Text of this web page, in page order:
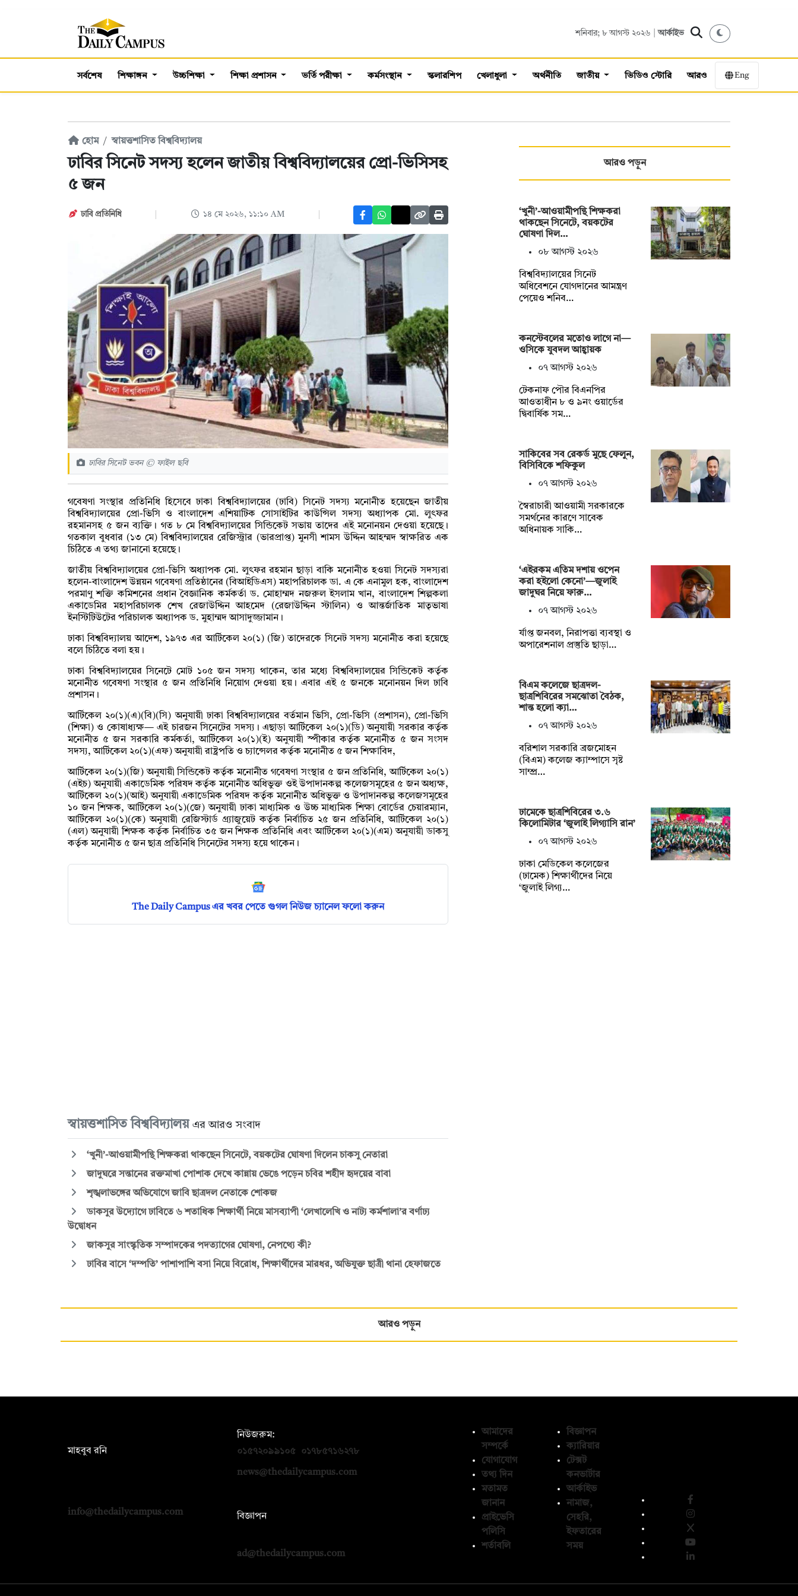
শনিবার; ৮ আগস্ট ২০২৬ |আর্কাইভ
সর্বশেষ শিক্ষাঙ্গন উচ্চশিক্ষা শিক্ষা প্রশাসন ভর্তি পরীক্ষা কর্মসংস্থান স্কলারশিপ খেলাধুলা অর্থনীতি জাতীয় ভিডিও স্টোরি আরও Eng
হোম স্বায়ত্তশাসিত বিশ্ববিদ্যালয়
ঢাবির সিনেট সদস্য হলেন জাতীয় বিশ্ববিদ্যালয়ের প্রো-ভিসিসহ
৫ জন
ঢাবি প্রতিনিধি ১৪ মে ২০২৬, ১১:১০ AM
ঢাবির সিনেট ভবন © ফাইল ছবি
গবেষণা সংস্থার প্রতিনিধি হিসেবে ঢাকা বিশ্ববিদ্যালয়ের (ঢাবি) সিনেট সদস্য মনোনীত হয়েছেন জাতীয়
বিশ্ববিদ্যালয়ের প্রো-ভিসি ও বাংলাদেশ এশিয়াটিক সোসাইটির কাউন্সিল সদস্য অধ্যাপক মো. লুৎফর
রহমানসহ ৫ জন ব্যক্তি। গত ৮ মে বিশ্ববিদ্যালয়ের সিন্ডিকেট সভায় তাদের এই মনোনয়ন দেওয়া হয়েছে।
গতকাল বুধবার (১৩ মে) বিশ্ববিদ্যালয়ের রেজিস্ট্রার (ভারপ্রাপ্ত) মুনসী শামস উদ্দিন আহম্মদ স্বাক্ষরিত এক
চিঠিতে এ তথ্য জানানো হয়েছে।
জাতীয় বিশ্ববিদ্যালয়ের প্রো-ভিসি অধ্যাপক মো. লুৎফর রহমান ছাড়া বাকি মনোনীত হওয়া সিনেট সদস্যরা
হলেন-বাংলাদেশ উন্নয়ন গবেষণা প্রতিষ্ঠানের (বিআইডিএস) মহাপরিচালক ডা. এ কে এনামুল হক, বাংলাদেশ
পরমাণু শক্তি কমিশনের প্রধান বৈজ্ঞানিক কর্মকর্তা ড. মোহাম্মদ নজরুল ইসলাম খান, বাংলাদেশ শিল্পকলা
একাডেমির মহাপরিচালক শেখ রেজাউদ্দিন আহমেদ (রেজাউদ্দিন স্টালিন) ও আন্তর্জাতিক মাতৃভাষা
ইনস্টিটিউটের পরিচালক অধ্যাপক ড. মুহাম্মদ আসাদুজ্জামান।
ঢাকা বিশ্ববিদ্যালয় আদেশ, ১৯৭৩ এর আর্টিকেল ২০(১) (জি) তাদেরকে সিনেট সদস্য মনোনীত করা হয়েছে
বলে চিঠিতে বলা হয়।
ঢাকা বিশ্ববিদ্যালয়ের সিনেটে মোট ১০৫ জন সদস্য থাকেন, তার মধ্যে বিশ্ববিদ্যালয়ের সিন্ডিকেট কর্তৃক
মনোনীত গবেষণা সংস্থার ৫ জন প্রতিনিধি নিয়োগ দেওয়া হয়। এবার এই ৫ জনকে মনোনয়ন দিল ঢাবি
প্রশাসন।
আর্টিকেল ২০(১)(এ)(বি)(সি) অনুযায়ী ঢাকা বিশ্ববিদ্যালয়ের বর্তমান ভিসি, প্রো-ভিসি (প্রশাসন), প্রো-ভিসি
(শিক্ষা) ও কোষাধ্যক্ষ— এই চারজন সিনেটের সদস্য। এছাড়া আর্টিকেল ২০(১)(ডি) অনুযায়ী সরকার কর্তৃক
মনোনীত ৫ জন সরকারি কর্মকর্তা, আর্টিকেল ২০(১)(ই) অনুযায়ী স্পীকার কর্তৃক মনোনীত ৫ জন সংসদ
সদস্য, আর্টিকেল ২০(১)(এফ) অনুযায়ী রাষ্ট্রপতি ও চ্যান্সেলর কর্তৃক মনোনীত ৫ জন শিক্ষাবিদ,
আর্টিকেল ২০(১)(জি) অনুযায়ী সিন্ডিকেট কর্তৃক মনোনীত গবেষণা সংস্থার ৫ জন প্রতিনিধি, আর্টিকেল ২০(১)
(এইচ) অনুযায়ী একাডেমিক পরিষদ কর্তৃক মনোনীত অধিভুক্ত ওই উপাদানকল্প কলেজসমূহের ৫ জন অধ্যক্ষ,
আর্টিকেল ২০(১)(আই) অনুযায়ী একাডেমিক পরিষদ কর্তৃক মনোনীত অধিভুক্ত ও উপাদানকল্প কলেজসমূহের
১০ জন শিক্ষক, আর্টিকেল ২০(১)(জে) অনুযায়ী ঢাকা মাধ্যমিক ও উচ্চ মাধ্যমিক শিক্ষা বোর্ডের চেয়ারম্যান,
আর্টিকেল ২০(১)(কে) অনুযায়ী রেজিস্টার্ড গ্র্যাজুয়েট কর্তৃক নির্বাচিত ২৫ জন প্রতিনিধি, আর্টিকেল ২০(১)
(এল) অনুযায়ী শিক্ষক কর্তৃক নির্বাচিত ৩৫ জন শিক্ষক প্রতিনিধি এবং আর্টিকেল ২০(১)(এম) অনুযায়ী ডাকসু
কর্তৃক মনোনীত ৫ জন ছাত্র প্রতিনিধি সিনেটের সদস্য হয়ে থাকেন।
The Daily Campus এর খবর পেতে গুগল নিউজ চ্যানেল ফলো করুন
স্বায়ত্তশাসিত বিশ্ববিদ্যালয় এর আরও সংবাদ
‘খুনী’-আওয়ামীপন্থি শিক্ষকরা থাকছেন সিনেটে, বয়কটের ঘোষণা দিলেন চাকসু নেতারা
জাদুঘরে সন্তানের রক্তমাখা পোশাক দেখে কান্নায় ভেঙে পড়েন চবির শহীদ হৃদয়ের বাবা
শৃঙ্খলাভঙ্গের অভিযোগে জাবি ছাত্রদল নেতাকে শোকজ
ডাকসুর উদ্যোগে ঢাবিতে ৬ শতাধিক শিক্ষার্থী নিয়ে মাসব্যাপী ‘লেখালেখি ও নাট্য কর্মশালা’র বর্ণাঢ্য
উদ্বোধন
জাকসুর সাংস্কৃতিক সম্পাদকের পদত্যাগের ঘোষণা, নেপথ্যে কী?
ঢাবির বাসে ‘দম্পতি’ পাশাপাশি বসা নিয়ে বিরোধ, শিক্ষার্থীদের মারধর, অভিযুক্ত ছাত্রী থানা হেফাজতে
আরও পড়ুন
‘খুনী’-আওয়ামীপন্থি শিক্ষকরা
থাকছেন সিনেটে, বয়কটের
ঘোষণা দিল…
০৮ আগস্ট ২০২৬
বিশ্ববিদ্যালয়ের সিনেট
অধিবেশনে যোগদানের আমন্ত্রণ
পেয়েও শনিব…
কনস্টেবলের মতোও লাগে না—
ওসিকে যুবদল আহ্বায়ক
০৭ আগস্ট ২০২৬
টেকনাফ পৌর বিএনপির
আওতাধীন ৮ ও ৯নং ওয়ার্ডের
দ্বিবার্ষিক সম…
সাকিবের সব রেকর্ড মুছে ফেলুন,
বিসিবিকে শফিকুল
০৭ আগস্ট ২০২৬
স্বৈরাচারী আওয়ামী সরকারকে
সমর্থনের কারণে সাবেক
অধিনায়ক সাকি…
‘এইরকম এতিম দশায় ওপেন
করা হইলো কেনো’—জুলাই
জাদুঘর নিয়ে ফারু…
০৭ আগস্ট ২০২৬
র্যাপ্ত জনবল, নিরাপত্তা ব্যবস্থা ও
অপারেশনাল প্রস্তুতি ছাড়া…
বিএম কলেজে ছাত্রদল-
ছাত্রশিবিরের সমঝোতা বৈঠক,
শান্ত হলো ক্যা…
০৭ আগস্ট ২০২৬
বরিশাল সরকারি ব্রজমোহন
(বিএম) কলেজ ক্যাম্পাসে সৃষ্ট
সাম্প্র…
ঢামেকে ছাত্রশিবিরের ৩.৬
কিলোমিটার ‘জুলাই লিগ্যাসি রান’
০৭ আগস্ট ২০২৬
ঢাকা মেডিকেল কলেজের
(ঢামেক) শিক্ষার্থীদের নিয়ে
‘জুলাই লিগ্য…
আরও পড়ুন
মাহবুব রনি
info@thedailycampus.com
নিউজরুম:
০১৫৭২০৯৯১০৫
০১৭৮৫৭১৬২৭৮
news@thedailycampus.com
বিজ্ঞাপন
ad@thedailycampus.com
আমাদের
সম্পর্কে
যোগাযোগ
তথ্য দিন
মতামত
জানান
প্রাইভেসি
পলিসি
শর্তাবলি
বিজ্ঞাপন
ক্যারিয়ার
টেক্সট
কনভার্টার
আর্কাইভ
নামাজ,
সেহরি,
ইফতারের
সময়